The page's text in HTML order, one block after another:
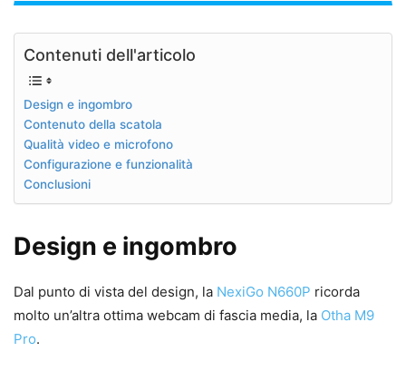
Contenuti dell'articolo
Design e ingombro
Contenuto della scatola
Qualità video e microfono
Configurazione e funzionalità
Conclusioni
Design e ingombro
Dal punto di vista del design, la NexiGo N660P ricorda
molto un’altra ottima webcam di fascia media, la Otha M9
Pro.